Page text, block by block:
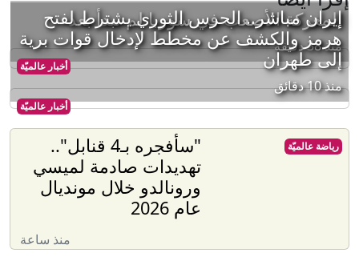
أخبار عالميّة
المعركة الأصعب في سوريا لم تبدأ بعد
منذ 38 دقيقة
أخبار عالميّة
إيران مباشر.. الحرس الثوري يشترط لفتح
هرمز والكشف عن مخطط لإدخال قوات برية
إلى طهران
منذ 10 دقائق
"سأفجره بـ4 قنابل"..
تهديدات صادمة لميسي
ورونالدو خلال مونديال
عام 2026
منذ ساعة
رياضة عالميّة